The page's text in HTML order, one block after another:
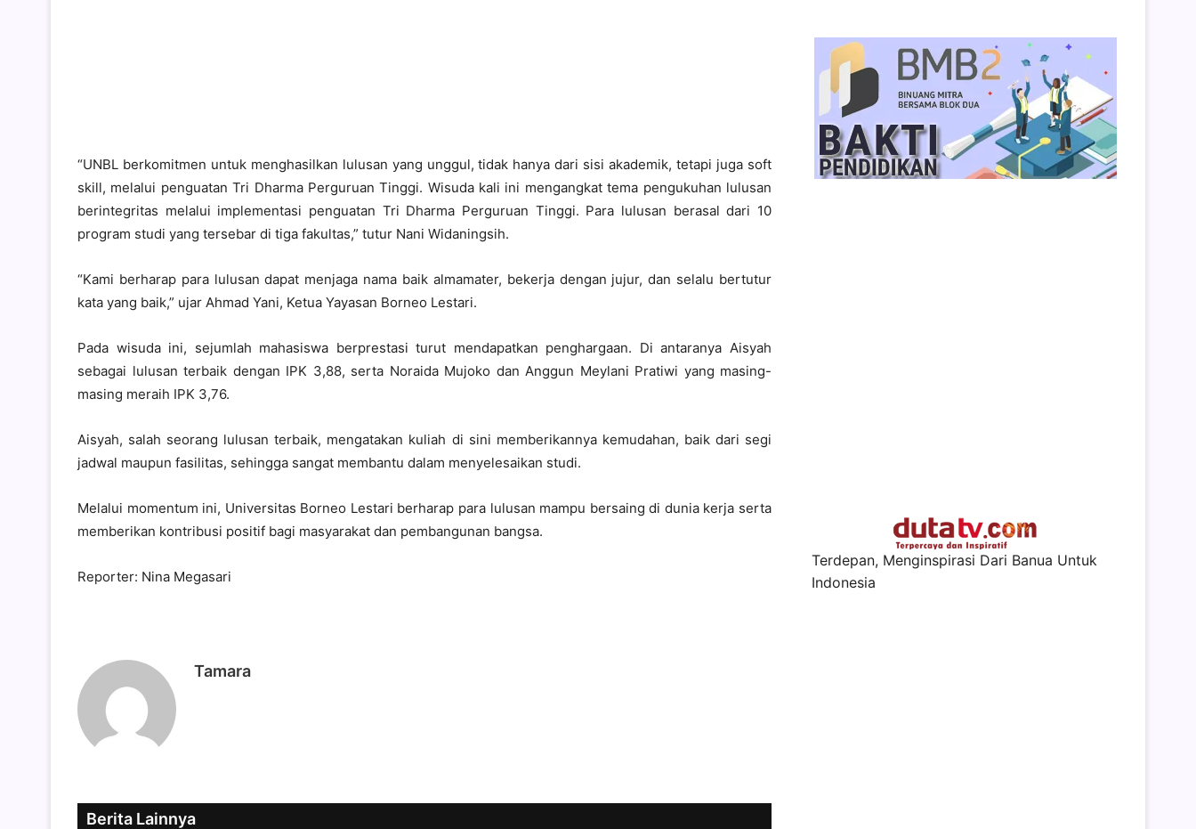
“UNBL berkomitmen untuk menghasilkan lulusan yang unggul, tidak hanya dari sisi akademik, tetapi juga soft
skill, melalui penguatan Tri Dharma Perguruan Tinggi. Wisuda kali ini mengangkat tema pengukuhan lulusan
berintegritas melalui implementasi penguatan Tri Dharma Perguruan Tinggi. Para lulusan berasal dari 10
program studi yang tersebar di tiga fakultas,” tutur Nani Widaningsih.
“Kami berharap para lulusan dapat menjaga nama baik almamater, bekerja dengan jujur, dan selalu bertutur
kata yang baik,” ujar Ahmad Yani, Ketua Yayasan Borneo Lestari.
Pada wisuda ini, sejumlah mahasiswa berprestasi turut mendapatkan penghargaan. Di antaranya Aisyah
sebagai lulusan terbaik dengan IPK 3,88, serta Noraida Mujoko dan Anggun Meylani Pratiwi yang masing-
masing meraih IPK 3,76.
Aisyah, salah seorang lulusan terbaik, mengatakan kuliah di sini memberikannya kemudahan, baik dari segi
jadwal maupun fasilitas, sehingga sangat membantu dalam menyelesaikan studi.
Melalui momentum ini, Universitas Borneo Lestari berharap para lulusan mampu bersaing di dunia kerja serta
memberikan kontribusi positif bagi masyarakat dan pembangunan bangsa.
Reporter: Nina Megasari
Tamara
Berita Lainnya
Terdepan, Menginspirasi Dari Banua Untuk
Indonesia